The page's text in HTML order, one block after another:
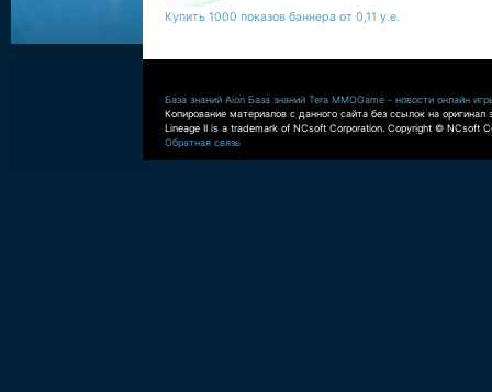
Купить 1000 показов баннера от 0,11 у.е.
База знаний Aion База знаний Tera MMOGame - новости онлайн
Копирование материалов с данного сайта без ссылок на оригинал
Lineage II is a trademark of NCsoft Corporation. Copyright © NCsoft
Обратная связь